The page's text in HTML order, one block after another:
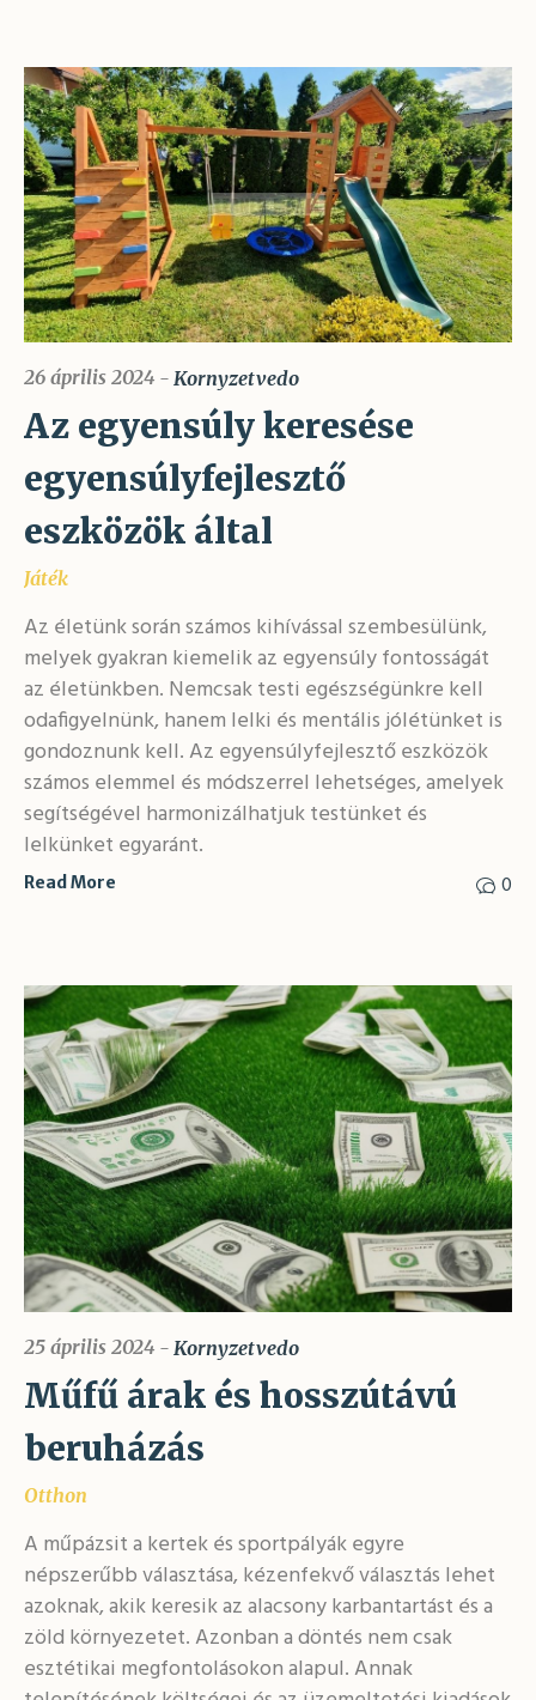
26 április 2024 Kornyzetvedo
Az egyensúly keresése
egyensúlyfejlesztő
eszközök által
Játék
Az életünk során számos kihívással szembesülünk,
melyek gyakran kiemelik az egyensúly fontosságát
az életünkben. Nemcsak testi egészségünkre kell
odafigyelnünk, hanem lelki és mentális jólétünket is
gondoznunk kell. Az egyensúlyfejlesztő eszközök
számos elemmel és módszerrel lehetséges, amelyek
segítségével harmonizálhatjuk testünket és
lelkünket egyaránt.
0
Read More
25 április 2024 Kornyzetvedo
Műfű árak és hosszútávú
beruházás
Otthon
A műpázsit a kertek és sportpályák egyre
népszerűbb választása, kézenfekvő választás lehet
azoknak, akik keresik az alacsony karbantartást és a
zöld környezetet. Azonban a döntés nem csak
esztétikai megfontolásokon alapul. Annak